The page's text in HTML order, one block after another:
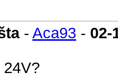
- Aca93 - 02-